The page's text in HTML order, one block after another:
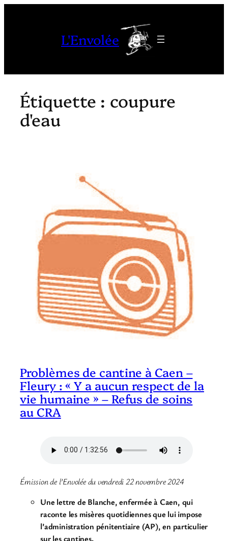
L'Envolée
Étiquette : coupure
d'eau
Problèmes de cantine à Caen –
Fleury : « Y a aucun respect de la
vie humaine » – Refus de soins
au CRA
Émission de l’Envolée du vendredi 22 novembre 2024
Une lettre de Blanche, enfermée à Caen, qui
raconte les misères quotidiennes que lui impose
l’administration pénitentiaire (AP), en particulier
sur les cantines.